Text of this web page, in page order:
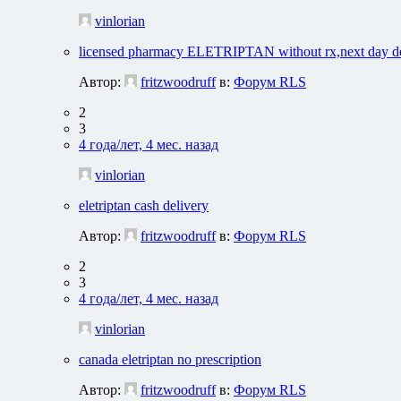
vinlorian
licensed pharmacy ELETRIPTAN without rx,next day
Автор:
fritzwoodruff в: Форум RLS
2
3
4 года/лет, 4 мес. назад
vinlorian
eletriptan cash delivery
Автор:
fritzwoodruff в: Форум RLS
2
3
4 года/лет, 4 мес. назад
vinlorian
canada eletriptan no prescription
Автор:
fritzwoodruff в: Форум RLS